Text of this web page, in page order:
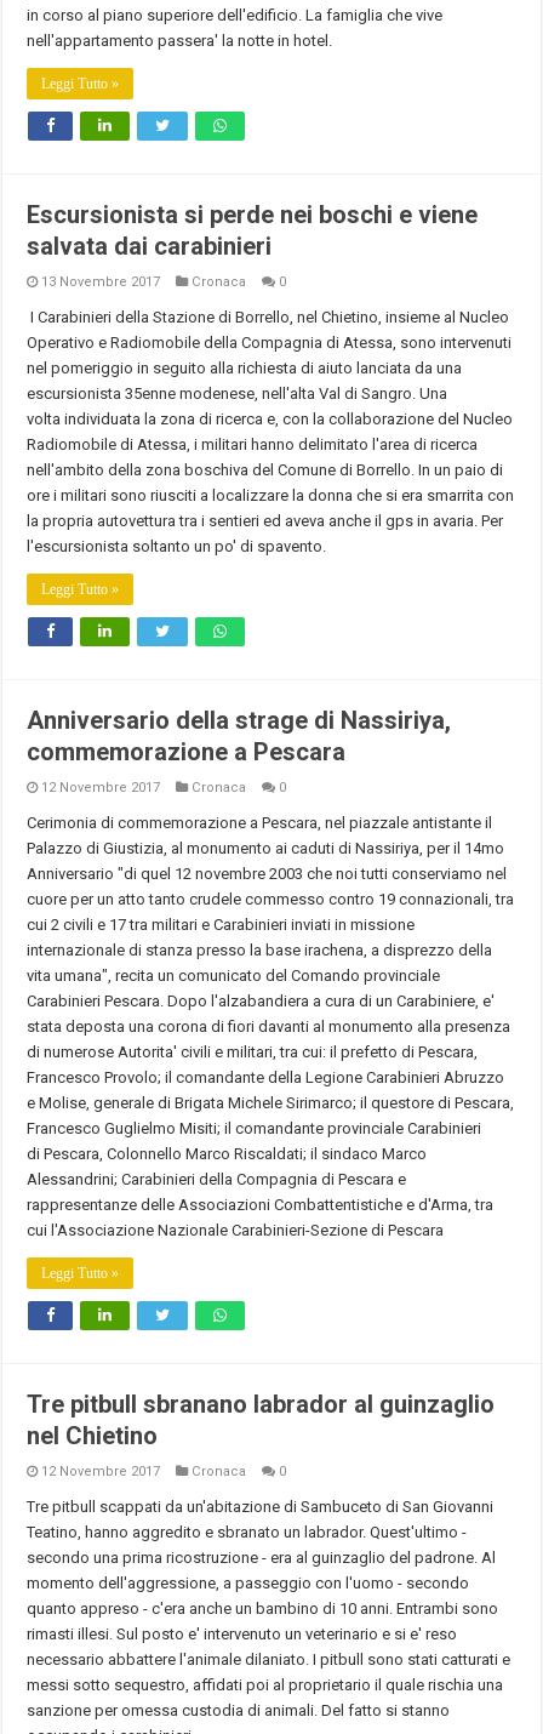
in corso al piano superiore dell'edificio. La famiglia che vive
nell'appartamento passera' la notte in hotel.
Leggi Tutto »
Escursionista si perde nei boschi e viene
salvata dai carabinieri
13 Novembre 2017 Cronaca 0
I Carabinieri della Stazione di Borrello, nel Chietino, insieme al Nucleo
Operativo e Radiomobile della Compagnia di Atessa, sono intervenuti
nel pomeriggio in seguito alla richiesta di aiuto lanciata da una
escursionista 35enne modenese, nell'alta Val di Sangro. Una
volta individuata la zona di ricerca e, con la collaborazione del Nucleo
Radiomobile di Atessa, i militari hanno delimitato l'area di ricerca
nell'ambito della zona boschiva del Comune di Borrello. In un paio di
ore i militari sono riusciti a localizzare la donna che si era smarrita con
la propria autovettura tra i sentieri ed aveva anche il gps in avaria. Per
l'escursionista soltanto un po' di spavento.
Leggi Tutto »
Anniversario della strage di Nassiriya,
commemorazione a Pescara
12 Novembre 2017 Cronaca 0
Cerimonia di commemorazione a Pescara, nel piazzale antistante il
Palazzo di Giustizia, al monumento ai caduti di Nassiriya, per il 14mo
Anniversario "di quel 12 novembre 2003 che noi tutti conserviamo nel
cuore per un atto tanto crudele commesso contro 19 connazionali, tra
cui 2 civili e 17 tra militari e Carabinieri inviati in missione
internazionale di stanza presso la base irachena, a disprezzo della
vita umana", recita un comunicato del Comando provinciale
Carabinieri Pescara. Dopo l'alzabandiera a cura di un Carabiniere, e'
stata deposta una corona di fiori davanti al monumento alla presenza
di numerose Autorita' civili e militari, tra cui: il prefetto di Pescara,
Francesco Provolo; il comandante della Legione Carabinieri Abruzzo
e Molise, generale di Brigata Michele Sirimarco; il questore di Pescara,
Francesco Guglielmo Misiti; il comandante provinciale Carabinieri
di Pescara, Colonnello Marco Riscaldati; il sindaco Marco
Alessandrini; Carabinieri della Compagnia di Pescara e
rappresentanze delle Associazioni Combattentistiche e d'Arma, tra
cui l'Associazione Nazionale Carabinieri-Sezione di Pescara
Leggi Tutto »
Tre pitbull sbranano labrador al guinzaglio
nel Chietino
12 Novembre 2017 Cronaca 0
Tre pitbull scappati da un'abitazione di Sambuceto di San Giovanni
Teatino, hanno aggredito e sbranato un labrador. Quest'ultimo -
secondo una prima ricostruzione - era al guinzaglio del padrone. Al
momento dell'aggressione, a passeggio con l'uomo - secondo
quanto appreso - c'era anche un bambino di 10 anni. Entrambi sono
rimasti illesi. Sul posto e' intervenuto un veterinario e si e' reso
necessario abbattere l'animale dilaniato. I pitbull sono stati catturati e
messi sotto sequestro, affidati poi al proprietario il quale rischia una
sanzione per omessa custodia di animali. Del fatto si stanno